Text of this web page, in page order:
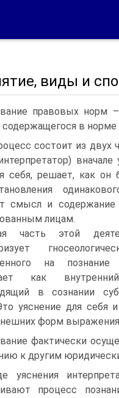
виды и
правовых норм
в норме
состоит из двух
себя, решает, как он
смысл и
лицам.
часть этой
на познание
как
в сознании
уяснение для себя
форм
фактически
к другим
уяснения
процесс